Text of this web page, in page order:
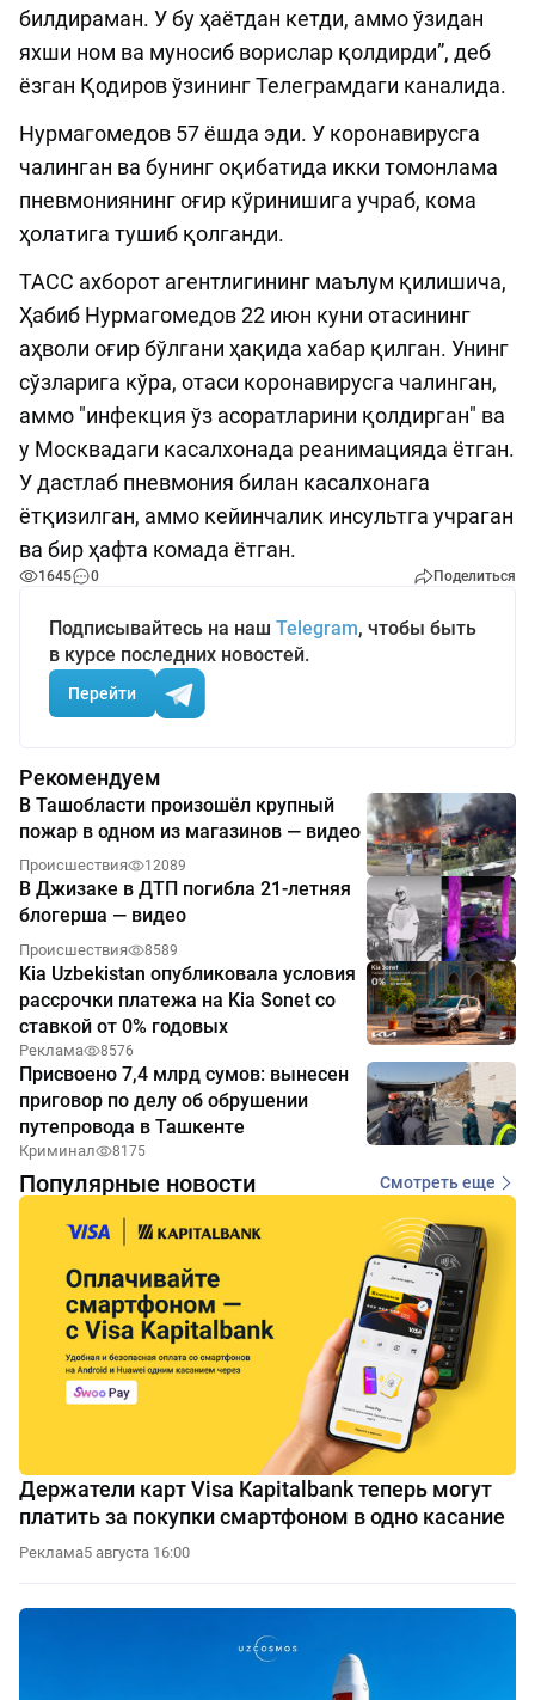
билдираман. У бу ҳаётдан кетди, аммо ўзидан
яхши ном ва муносиб ворислар қолдирди”, деб
ёзган Қодиров ўзининг Телеграмдаги каналида.
Нурмагомедов 57 ёшда эди. У коронавирусга
чалинган ва бунинг оқибатида икки томонлама
пневмониянинг оғир кўринишига учраб, кома
ҳолатига тушиб қолганди.
ТАСС ахборот агентлигининг маълум қилишича,
Ҳабиб Нурмагомедов 22 июн куни отасининг
аҳволи оғир бўлгани ҳақида хабар қилган. Унинг
сўзларига кўра, отаси коронавирусга чалинган,
аммо "инфекция ўз асоратларини қолдирган" ва
у Москвадаги касалхонада реанимацияда ётган.
У дастлаб пневмония билан касалхонага
ётқизилган, аммо кейинчалик инсультга учраган
ва бир ҳафта комада ётган.
1645 0 Поделиться
Подписывайтесь на наш Telegram, чтобы быть
в курсе последних новостей.
Перейти
Рекомендуем
В Ташобласти произошёл крупный
пожар в одном из магазинов — видео
Происшествия 12089
В Джизаке в ДТП погибла 21-летняя
блогерша — видео
Происшествия 8589
Kia Uzbekistan опубликовала условия
рассрочки платежа на Kia Sonet со
ставкой от 0% годовых
Реклама 8576
Присвоено 7,4 млрд сумов: вынесен
приговор по делу об обрушении
путепровода в Ташкенте
Криминал 8175
Популярные новости Смотреть еще
Держатели карт Visa Kapitalbank теперь могут
платить за покупки смартфоном в одно касание
Реклама5 августа 16:00